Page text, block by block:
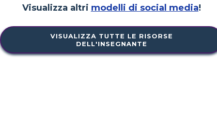
Visualizza altri modelli di social media!
VISUALIZZA TUTTE LE RISORSE
DELL'INSEGNANTE